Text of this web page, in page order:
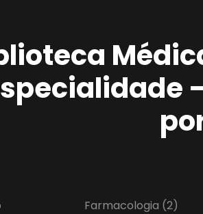
Farmacologia (2)